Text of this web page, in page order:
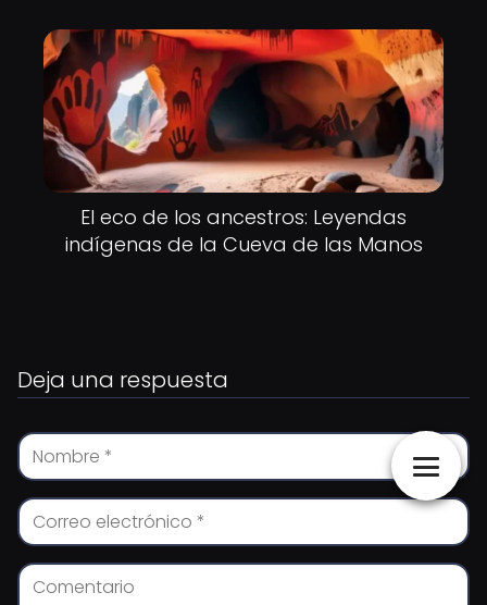
El eco de los ancestros: Leyendas
indígenas de la Cueva de las Manos
Deja una respuesta